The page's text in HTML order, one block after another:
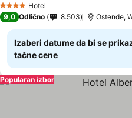
4 ZvezdiceHotel
9,0 Odlično 8.503 Ostende,
Izaberi datume da bi se
tačne cene
Popularan izbor